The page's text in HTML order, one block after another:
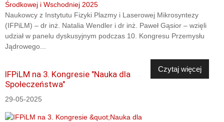
Naukowcy z Instytutu Fizyki Plazmy i Laserowej Mikrosyntezy
(IFPiLM) – dr inż. Natalia Wendler i dr inż. Paweł Gąsior – wzięli
udział w panelu dyskusyjnym podczas 10. Kongresu Przemysłu
Jądrowego...
Czytaj więcej
IFPiLM na 3. Kongresie "Nauka dla
Społeczeństwa"
29-05-2025